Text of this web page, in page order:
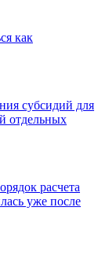
как
субсидий для
отдельных
расчета
уже после